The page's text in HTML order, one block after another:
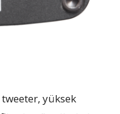
tweeter, yüksek